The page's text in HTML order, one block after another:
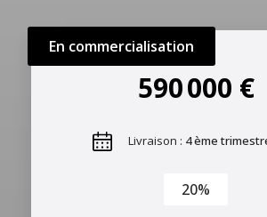
En commercialisation
590 000 €
Livraison : 4 ème
20%